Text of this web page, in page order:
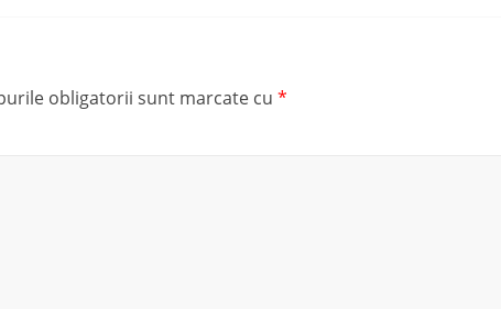
obligatorii sunt marcate cu *